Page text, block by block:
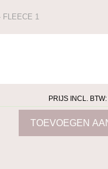
FLEECE 1
PRIJS INCL. BTW: